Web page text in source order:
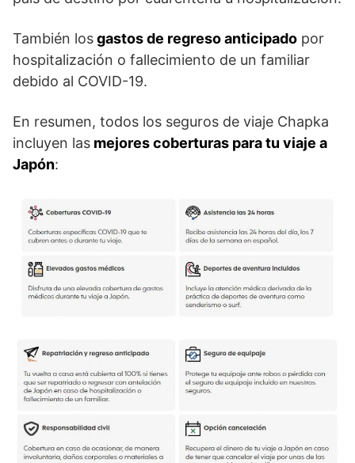
También losgastos de regreso anticipado por
hospitalización o fallecimiento de un familiar
debido al COVID-19.
En resumen, todos los seguros de viaje Chapka
incluyen las mejores coberturas para tu viaje a
Japón: